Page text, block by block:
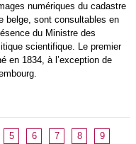
numériques du cadastre
belge, sont consultables en
du Ministre des
scientifique. Le premier
en 1834, à l’exception de
5 6 7 8 9